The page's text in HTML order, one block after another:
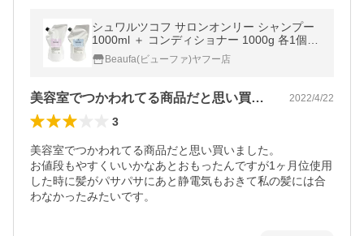
シュワルツコフ サロンオンリー シャンプー
1000ml ＋ コンディショナー 1000g 各1個
詰替え用 Schwarzkopf SALON ONLY ヘアケ
ア 送料無料
Beaufa(ビューファ)ヤフー店
美容室でつかわれてる商品だと思い買いま… 2022/4/22
3
美容室でつかわれてる商品だと思い買いました。
お値段もやすくいいかなあとおもったんですが1ヶ月位使用
した時に髪がパサパサにあと静電気もおきて私の髪には合